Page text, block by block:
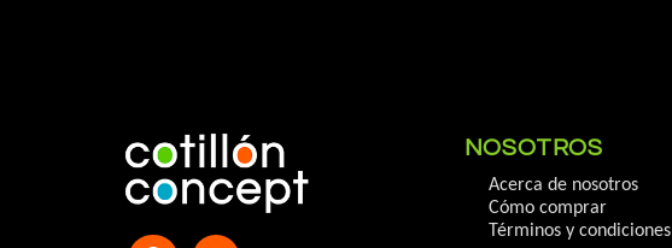
NOSOTROS
Acerca de nosotros
Cómo comprar
Términos y condiciones